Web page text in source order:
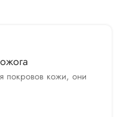
покровов кожи, они